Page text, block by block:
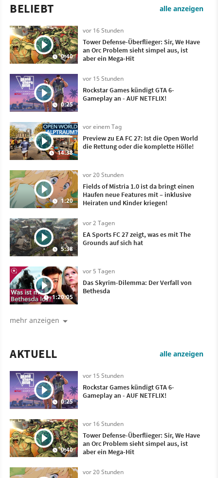
BELIEBT alle anzeigen
0:40
vor 16 Stunden
Tower Defense-Überflieger: Sir, We Have
an Orc Problem sieht simpel aus, ist
aber ein Mega-Hit
0:25
vor 15 Stunden
Rockstar Games kündigt GTA 6-
Gameplay an - AUF NETFLIX!
14:38
vor einem Tag
Preview zu EA FC 27: Ist die Open World
die Rettung oder die komplette Hölle!
1:20
vor 20 Stunden
Fields of Mistria 1.0 ist da bringt einen
Haufen neue Features mit – inklusive
Heiraten und Kinder kriegen!
5:38
vor 2 Tagen
EA Sports FC 27 zeigt, was es mit The
Grounds auf sich hat
1:20:05
vor 5 Tagen
Das Skyrim-Dilemma: Der Verfall von
Bethesda
mehr anzeigen
AKTUELL alle anzeigen
0:25
vor 15 Stunden
Rockstar Games kündigt GTA 6-
Gameplay an - AUF NETFLIX!
0:40
vor 16 Stunden
Tower Defense-Überflieger: Sir, We Have
an Orc Problem sieht simpel aus, ist
aber ein Mega-Hit
vor 20 Stunden